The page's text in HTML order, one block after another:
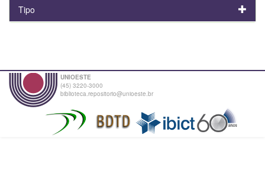
Tipo
UNIOESTE
(45) 3220-3000
biblioteca.repositorio@unioeste.br